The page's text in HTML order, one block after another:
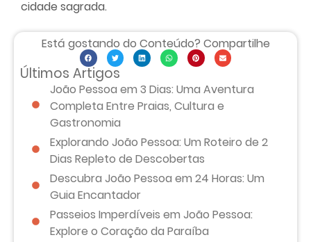
cidade sagrada.
Está gostando do Conteúdo? Compartilhe
Últimos Artigos
João Pessoa em 3 Dias: Uma Aventura
Completa Entre Praias, Cultura e
Gastronomia
Explorando João Pessoa: Um Roteiro de 2
Dias Repleto de Descobertas
Descubra João Pessoa em 24 Horas: Um
Guia Encantador
Passeios Imperdíveis em João Pessoa:
Explore o Coração da Paraíba